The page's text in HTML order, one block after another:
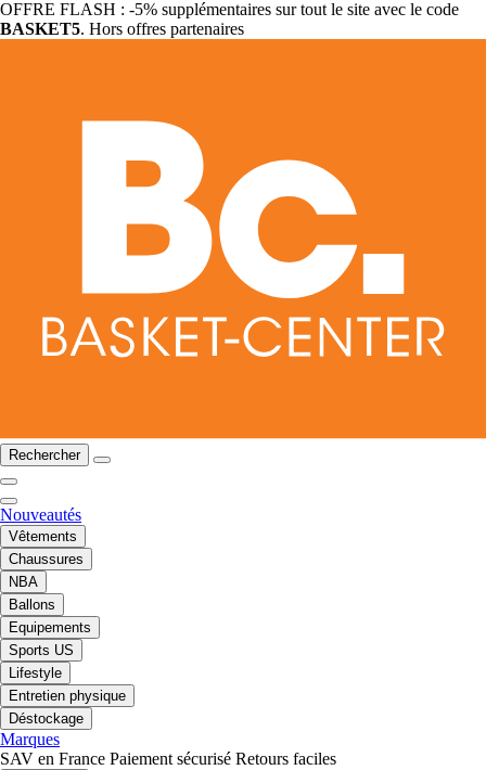
OFFRE FLASH : -5% supplémentaires sur tout le site avec le code
BASKET5. Hors offres partenaires
Rechercher
Nouveautés
Vêtements
Chaussures
NBA
Ballons
Equipements
Sports US
Lifestyle
Entretien physique
Déstockage
Marques
SAV en France Paiement sécurisé Retours faciles